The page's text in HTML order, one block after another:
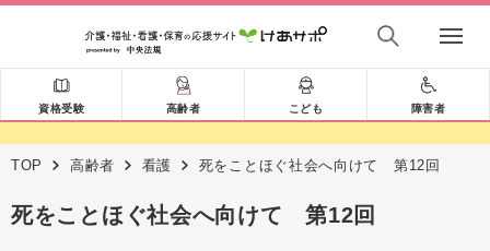
資格受験 高齢者 こども 障害者
TOP 高齢者 看護 死をことほぐ社会へ向けて 第12回
死をことほぐ社会へ向けて 第12回